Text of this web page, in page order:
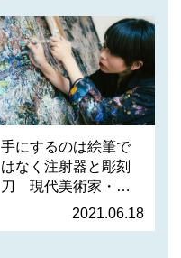
手にするのは絵筆で
はなく注射器と彫刻
刀 現代美術家・高
山夏希が…2021.06.18